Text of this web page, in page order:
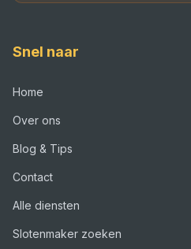
Snel naar
Home
Over ons
Blog & Tips
Contact
Alle diensten
Slotenmaker zoeken